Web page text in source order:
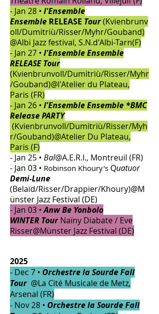
- Jan 28 • l'Ensemble
Ensemble RELEASE Tour(Kvienbrunv
oll/Dumitriù/Risser/Myhr/Gouband)
@Albi Jazz festival, S.N.d'Albi-Tarn(F)
- Jan 27 • l'Ensemble Ensemble
RELEASE Tour
(Kvienbrunvoll/Dumitriù/Risser/Myhr
/Gouband)@l'Atelier du Plateau,
Paris (FR)
- Jan 26 • l'Ensemble Ensemble *BMC
ReleasePARTY
(Kvienbrunvoll/Dumitriù/Risser/Myh
r/Gouband)@Atelier Du Plateau,
Paris (F)
- Jan 25 • Bal@A.E.R.I., Montreuil (FR)
- Jan 03 • Robinson Khoury's Quatuor
Demi-Lune
(Belaïd/Risser/Drappier/Khoury)@M
ünster Jazz Festival (DE)
- Jan 03 •Anw Be Yonbolo
WINTER TourNaïny Diabate / Eve
Risser@Münster Jazz Festival (DE)
​2025
- Dec 7 • Orchestre la Sourde Fall
Tour @La Cité Musicale de Metz,
Arsenal (FR)
- Nov 28 • Orchestre la Sourde Fall